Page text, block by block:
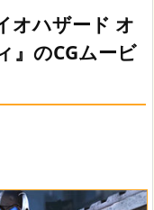
次へ

オハザード オ
』のCGムービ